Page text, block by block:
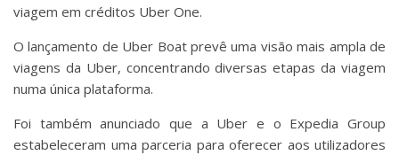
viagem em créditos Uber One.
O lançamento de Uber Boat prevê uma visão mais ampla de
viagens da Uber, concentrando diversas etapas da viagem
numa única plataforma.
Foi também anunciado que a Uber e o Expedia Group
estabeleceram uma parceria para oferecer aos utilizadores